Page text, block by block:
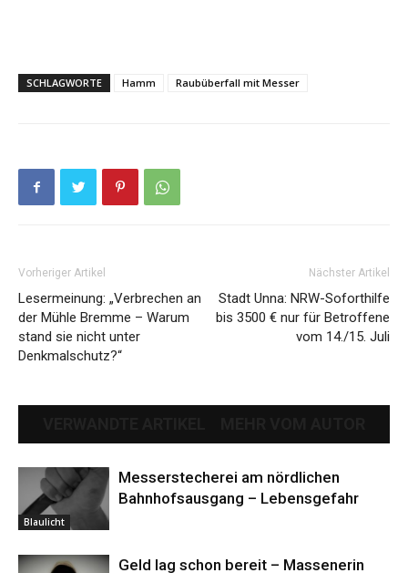
SCHLAGWORTE Hamm Raubüberfall mit Messer
Vorheriger Artikel
Lesermeinung: „Verbrechen an
der Mühle Bremme – Warum
stand sie nicht unter
Denkmalschutz?“
Nächster Artikel
Stadt Unna: NRW-Soforthilfe
bis 3500 € nur für Betroffene
vom 14./15. Juli
Blaulicht
Messerstecherei am nördlichen
Bahnhofsausgang – Lebensgefahr
Geld lag schon bereit – Massenerin